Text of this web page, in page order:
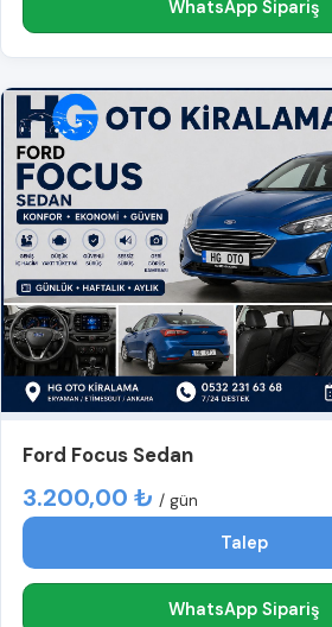
WhatsApp Sipariş
Ford Focus Sedan
3.200,00 ₺ / gün
Talep
WhatsApp Sipariş